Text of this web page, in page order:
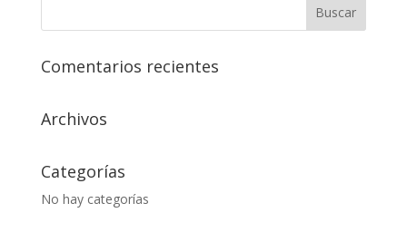
Comentarios recientes
Archivos
Categorías
No hay categorías